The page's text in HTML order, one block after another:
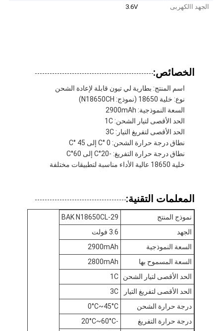
الجهد االكهربى
3.6V
الخصائص:
اسم المنتج: بطارية لي تيون قابلة لإعادة الشحن
نوع: خلية 18650 (نموذج: N18650CH)
السعة النموذجية: 2900mAh
الحد الأقصى لتيار الشحن: 1C
الحد الأقصى لتفريغ التيار: 3C
نطاق درجة حرارة الشحن: 0 °C إلى 45 °C
نطاق درجة حرارة التفريغ: -20°C إلى 60°C
خلية 18650 عالية الأداء مناسبة لتطبيقات مختلفة
المعلمات التقنية:
نموذج المنتج
BAK N18650CL-29
الجهد
3.6 فولت
السعة النموذجية
2900mAh
السعة المسموح بها
2800mAh
الحد الأقصى لتيار الشحن
1C
الحد الأقصى لتفريغ التيار
3C
درجة حرارة الشحن
0°C~45°C
درجة حرارة التفريغ
-20°C~60°C